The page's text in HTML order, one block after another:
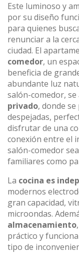
Este luminoso y
por su diseño
para quienes
renunciar a la
ciudad. El
comedor, un
beneficia de
abundante luz
salón-comedor, se
privado, donde
despejadas,
disfrutar de una
conexión entre el
salón-comedor
familiares como
La cocina es
modernos
gran capacidad,
microondas.
almacenamiento
práctico y
tipo de